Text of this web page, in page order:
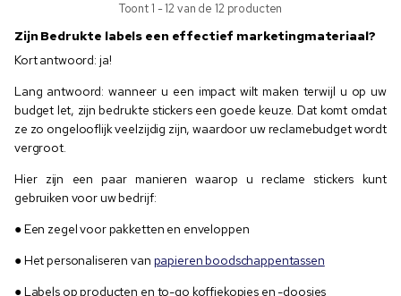
Toont 1 - 12 van de 12 producten
Zijn Bedrukte labels een effectief marketingmateriaal?
Kort antwoord: ja!
Lang antwoord: wanneer u een impact wilt maken terwijl u op uw
budget let, zijn bedrukte stickers een goede keuze. Dat komt omdat
ze zo ongelooflijk veelzijdig zijn, waardoor uw reclamebudget wordt
vergroot.
Hier zijn een paar manieren waarop u reclame stickers kunt
gebruiken voor uw bedrijf:
● Een zegel voor pakketten en enveloppen
● Het personaliseren van papieren boodschappentassen
● Labels op producten en to-go koffiekopjes en -doosjes